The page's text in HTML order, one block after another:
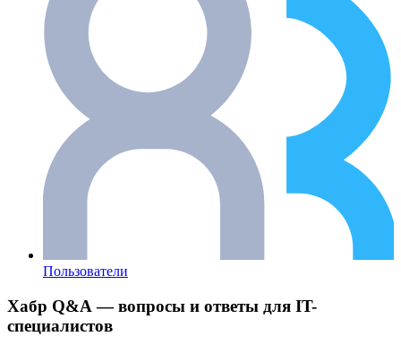
Пользователи
Хабр Q&A — вопросы и ответы для IT-
специалистов